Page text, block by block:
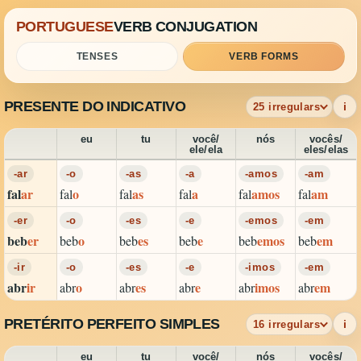
PORTUGUESEVERB CONJUGATION
TENSES VERB FORMS
PRESENTE DO INDICATIVO 25 irregulars i
eu tu
você/
ele/ela
nós
vocês/
eles/elas
-ar
falar
-o
falo
-as
falas
-a
fala
-amos
falamos
-am
falam
-er
beber
-o
bebo
-es
bebes
-e
bebe
-emos
bebemos
-em
bebem
-ir
abrir
-o
abro
-es
abres
-e
abre
-imos
abrimos
-em
abrem
PRETÉRITO PERFEITO SIMPLES 16 irregulars i
eu tu
você/
nós
vocês/